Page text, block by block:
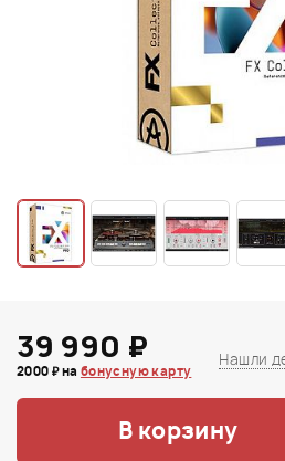
39 990 ₽
2000 ₽ на бонусную карту
Нашли
В корзину